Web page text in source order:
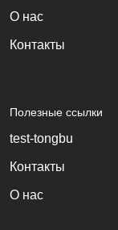
О нас
Контакты
Полезные ссылки
test-tongbu
Контакты
О нас